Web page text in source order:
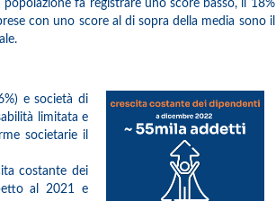
fa registrare uno score basso, il 18%
con uno score al di sopra della media sono il
e società di
limitata e
societarie il
costante dei
al 2021 e